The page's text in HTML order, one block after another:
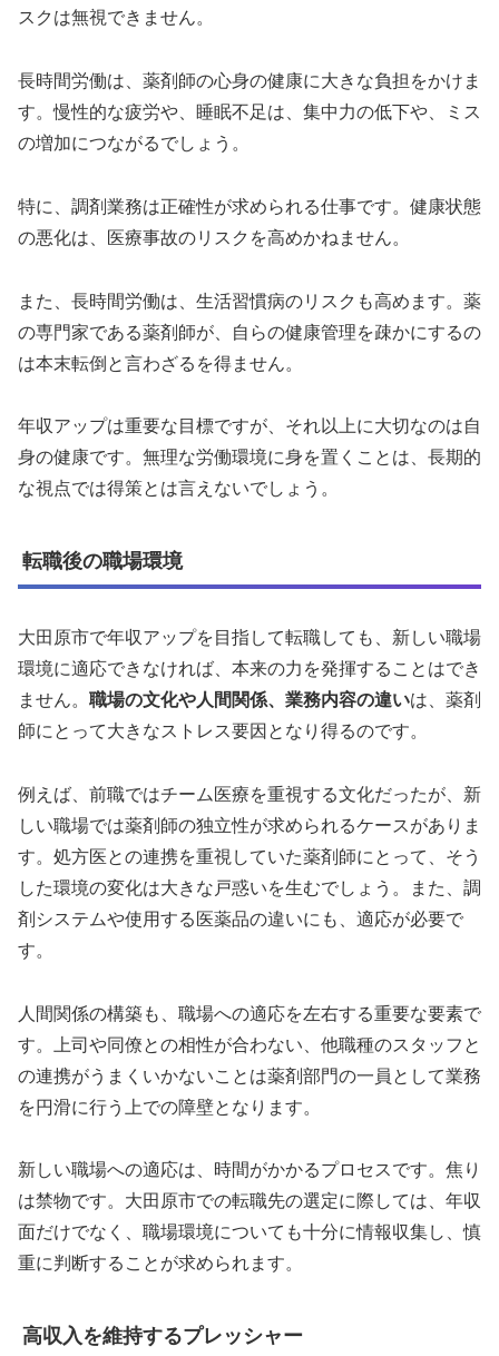
スクは無視できません。
長時間労働は、薬剤師の心身の健康に大きな負担をかけま
す。慢性的な疲労や、睡眠不足は、集中力の低下や、ミス
の増加につながるでしょう。
特に、調剤業務は正確性が求められる仕事です。健康状態
の悪化は、医療事故のリスクを高めかねません。
また、長時間労働は、生活習慣病のリスクも高めます。薬
の専門家である薬剤師が、自らの健康管理を疎かにするの
は本末転倒と言わざるを得ません。
年収アップは重要な目標ですが、それ以上に大切なのは自
身の健康です。無理な労働環境に身を置くことは、長期的
な視点では得策とは言えないでしょう。
転職後の職場環境
大田原市で年収アップを目指して転職しても、新しい職場
環境に適応できなければ、本来の力を発揮することはでき
ません。 職場の文化や人間関係、業務内容の違いは、薬剤
師にとって大きなストレス要因となり得るのです。
例えば、前職ではチーム医療を重視する文化だったが、新
しい職場では薬剤師の独立性が求められるケースがありま
す。処方医との連携を重視していた薬剤師にとって、そう
した環境の変化は大きな戸惑いを生むでしょう。また、調
剤システムや使用する医薬品の違いにも、適応が必要で
す。
人間関係の構築も、職場への適応を左右する重要な要素で
す。上司や同僚との相性が合わない、他職種のスタッフと
の連携がうまくいかないことは薬剤部門の一員として業務
を円滑に行う上での障壁となります。
新しい職場への適応は、時間がかかるプロセスです。焦り
は禁物です。大田原市での転職先の選定に際しては、年収
面だけでなく、職場環境についても十分に情報収集し、慎
重に判断することが求められます。
高収入を維持するプレッシャー